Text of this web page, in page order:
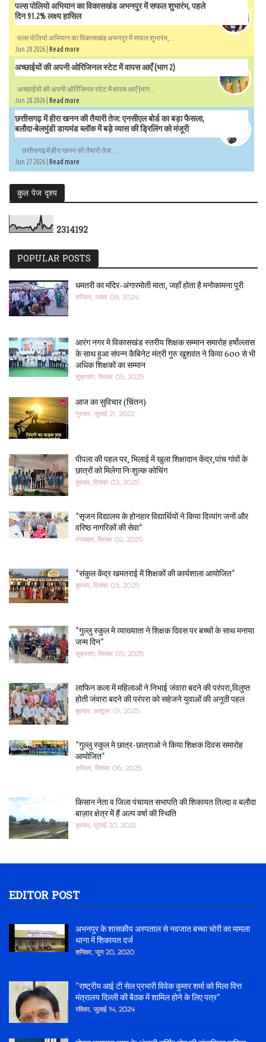
पल्स पोलियो अभियान का विकासखंड अभनपुर में सफल शुभारंभ, पहले
दिन 91.2% लक्ष्य हासिल
पल्स पोलियो अभियान का विकासखंड अभनपुर में सफल शुभारंभ,...
Jun 28 2026 | Read more
अच्छाईयों की अपनी ओरिजिनल स्टेट में वापस आएँ (भाग 2)
अच्छाईयों की अपनी ओरिजिनल स्टेट में वापस आएँ (भाग...
Jun 28 2026 | Read more
छत्तीसगढ़ में हीरा खनन की तैयारी तेज: एनसीएल बोर्ड का बड़ा फैसला,
बलौदा-बेलमुंडी डायमंड ब्लॉक में बड़े व्यास की ड्रिलिंग को मंजूरी
छत्तीसगढ़ में हीरा खनन की तैयारी तेज:...
Jun 27 2026 | Read more
कुल पेज दृश्य
2314192
POPULAR POSTS
धमतरी का मंदिर-अंगारमोती माता, जहाँ होता है मनोकामना पूरी
शनिवार, नवंबर 09, 2024
आरंग नगर मे विकासखंड स्तरीय शिक्षक सम्मान समारोह हर्षोल्लास
के साथ हुआ संपन्न कैबिनेट मंत्री गुरु खुशवंत ने किया 600 से भी
अधिक शिक्षकों का सम्मान
शुक्रवार, सितंबर 05, 2025
आज का सुविचार (चिंतन)
गुरुवार, जुलाई 21, 2022
पीपला की पहल पर, भिलाई में खुला शिक्षादान केंद्र,पांच गांवों के
छात्रों को मिलेगा निःशुल्क कोचिंग
बुधवार, दिसंबर 03, 2025
*सृजन विद्यालय के होनहार विद्यार्थियों ने किया दिव्यांग जनों और
वरिष्ठ नागरिकों की सेवा*
मंगलवार, सितंबर 02, 2025
*संकुल केंद्र खमतराई में शिक्षकों की कार्यशाला आयोजित*
बुधवार, दिसंबर 03, 2025
*गुल्लु स्कुल मे व्याख्याता ने शिक्षक दिवस पर बच्चों के साथ मनाया
जन्म दिन*
शुक्रवार, सितंबर 05, 2025
लाफिन कला में महिलाओं ने निभाई जंवारा बदने की परंपरा,विलुप्त
होती जंवारा बदने की परंपरा को सहेजने युवाओं की अनूठी पहल
बुधवार, अक्टूबर 01, 2025
*गुल्लु स्कुल मे छात्र-छात्राओ ने किया शिक्षक दिवस समारोह
आयोजित*
शनिवार, सितंबर 06, 2025
किसान नेता व जिला पंचायत सभापति की शिकायत तिल्दा व बलौदा
बाज़ार क्षेत्र में हैं अल्प वर्षा की स्थिति
बुधवार, जुलाई 20, 2022
EDITOR POST
अभनपुर के शासकीय अस्पताल से नवजात बच्चा चोरी का मामला
थाना में शिकायत दर्ज
शनिवार, जून 20, 2020
*राष्ट्रीय आई टी सेल प्रभारी विवेक कुमार शर्मा को मिला वित्त
मंत्रालय दिल्ली की बैठक में शामिल होने के लिए पत्र*
रविवार, जुलाई 14, 2024